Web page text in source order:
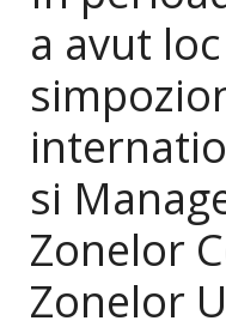
a avut
si
Zonelor
Zonelor